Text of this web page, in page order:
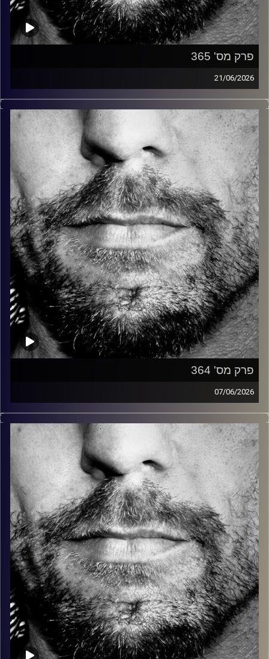
פרק מס' 365
21/06/2026
זיפים, מוזיקה מחוספסת של הופעות חיות. הרבה ג'אם, רוק,
בלוז, bluegrass, ג'אז, Fאנק, פרוגרסיב ואפילו אלקטרוניקה.
כל מה שחי, אמיתי ונושם.
עם שמוליק רגב.
קרדיט תמונות: David Goehring
פרק מס' 364
07/06/2026
זיפים, מוזיקה מחוספסת של הופעות חיות. הרבה ג'אם, רוק,
בלוז, bluegrass, ג'אז, Fאנק, פרוגרסיב ואפילו אלקטרוניקה.
כל מה שחי, אמיתי ונושם.
עם שמוליק רגב.
קרדיט תמונות: David Goehring